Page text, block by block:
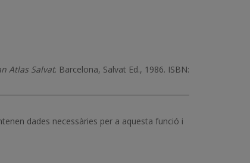
Atlas Salvat. Barcelona, Salvat Ed., 1986. ISBN:
dades necessàries per a aquesta funció i